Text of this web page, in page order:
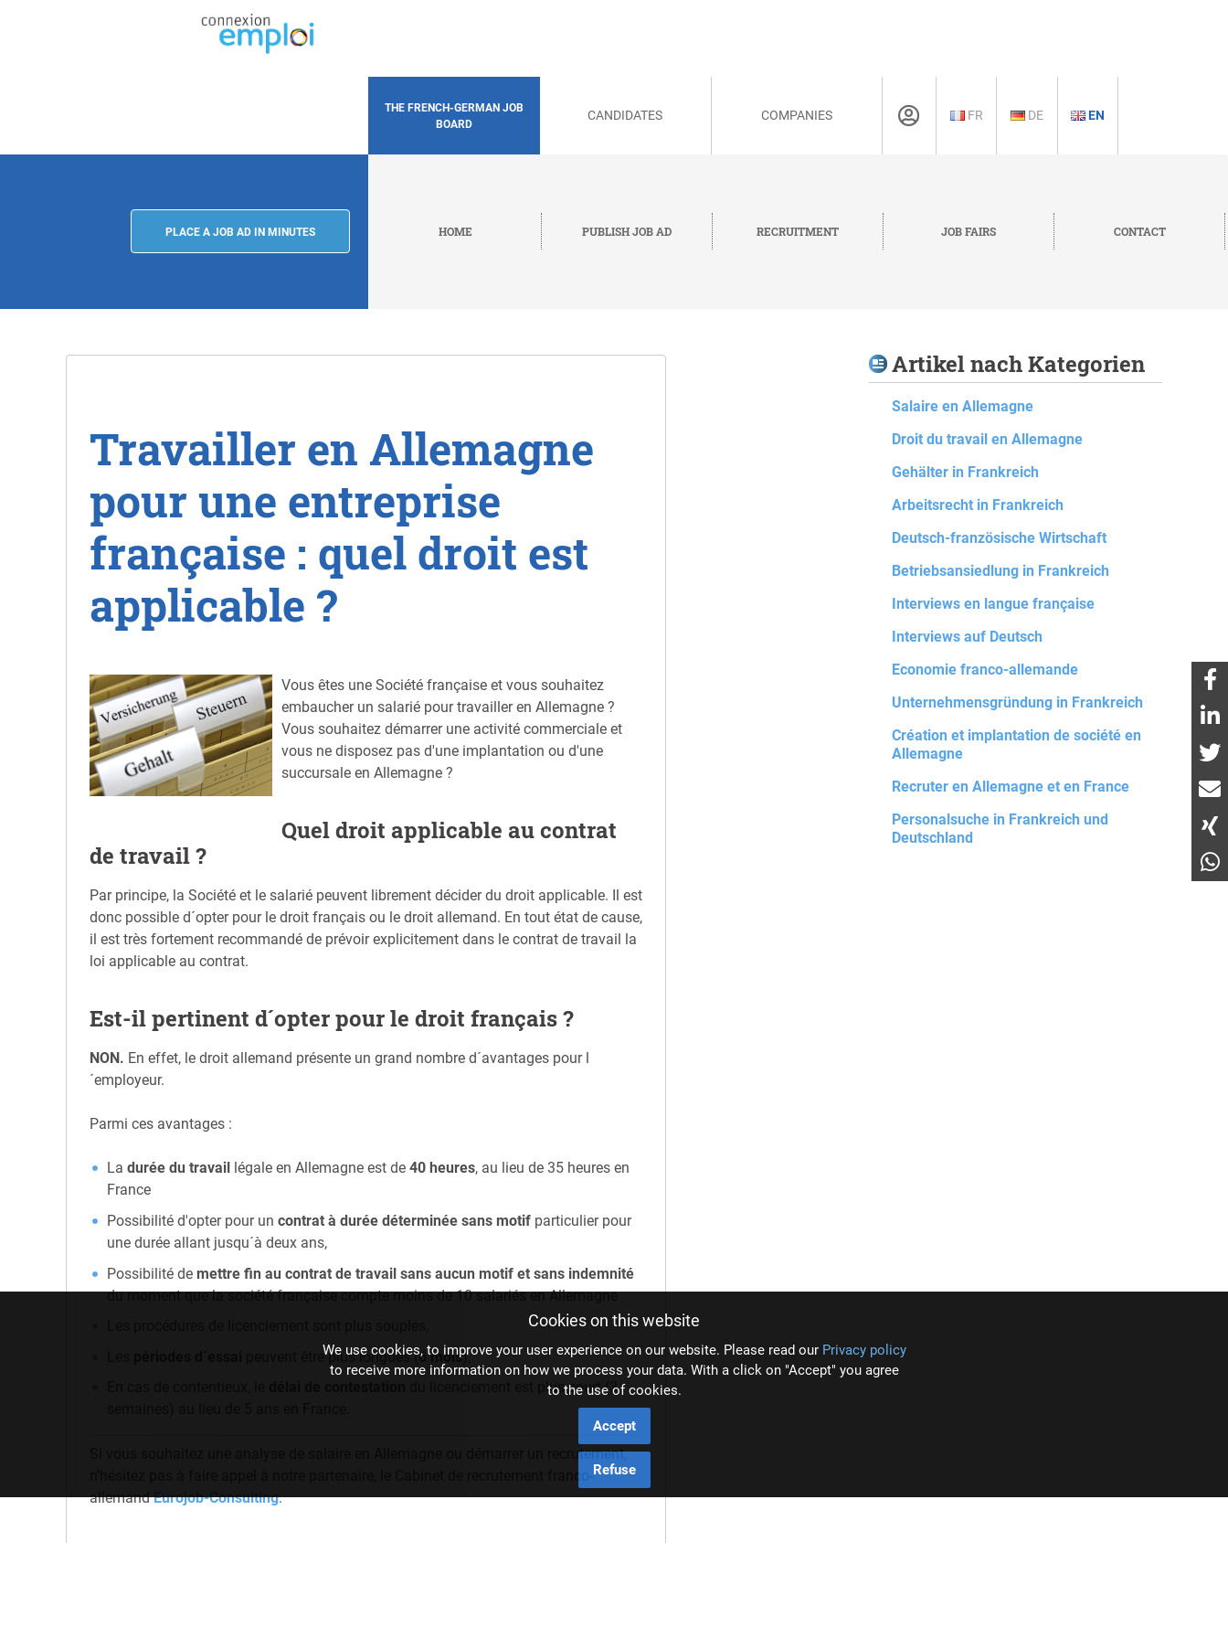
THE FRENCH-GERMAN JOB
BOARD
CANDIDATES COMPANIES FR DE EN
PLACE A JOB AD IN MINUTES HOME PUBLISH JOB AD RECRUITMENT JOB FAIRS CONTACT
Artikel nach Kategorien
Salaire en Allemagne
Droit du travail en Allemagne
Gehälter in Frankreich
Arbeitsrecht in Frankreich
Deutsch-französische Wirtschaft
Betriebsansiedlung in Frankreich
Interviews en langue française
Interviews auf Deutsch
Economie franco-allemande
Unternehmensgründung in Frankreich
Création et implantation de société en
Allemagne
Recruter en Allemagne et en France
Personalsuche in Frankreich und
Deutschland
Travailler en Allemagne
pour une entreprise
française : quel droit est
applicable ?
Vous êtes une Société française et vous souhaitez
embaucher un salarié pour travailler en Allemagne ?
Vous souhaitez démarrer une activité commerciale et
vous ne disposez pas d'une implantation ou d'une
succursale en Allemagne ?
Quel droit applicable au contrat
de travail ?
Par principe, la Société et le salarié peuvent librement décider du droit applicable. Il est
donc possible d´opter pour le droit français ou le droit allemand. En tout état de cause,
il est très fortement recommandé de prévoir explicitement dans le contrat de travail la
loi applicable au contrat.
Est-il pertinent d´opter pour le droit français ?
NON. En effet, le droit allemand présente un grand nombre d´avantages pour l
´employeur.
Parmi ces avantages :
Ladurée du travail légale en Allemagne est de40 heures, au lieu de 35 heures en
France
Possibilité d'opter pour uncontrat à durée déterminée sans motif particulier pour
une durée allant jusqu´à deux ans,
Possibilité de mettre fin au contrat de travail sans aucun motif et sans indemnité
du moment que la société française compte moins de 10 salariés en Allemagne
peuvent être plus longues (6 mois),
du licenciement est plus court (3
Si vous souhaitez une analyse de salaire en Allemagne ou démarrer un recrutement,
allemandEurojob-Consulting.
Cookies on this website
We use cookies, to improve your user experience on our website. Please read our Privacy policy
to receive more information on how we process your data. With a click on "Accept" you agree
to the use of cookies.
Accept
Refuse